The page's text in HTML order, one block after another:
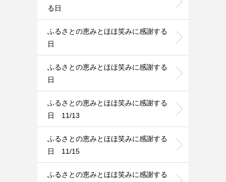
る日
ふるさとの恵みとほほ笑みに感謝する
日
ふるさとの恵みとほほ笑みに感謝する
日
ふるさとの恵みとほほ笑みに感謝する
日 11/13
ふるさとの恵みとほほ笑みに感謝する
日 11/15
ふるさとの恵みとほほ笑みに感謝する